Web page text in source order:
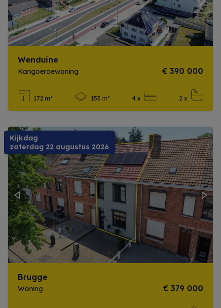
Wenduine
Kangoeroewoning € 390 000
172 m² 153 m² 4 x 2 x
Kijkdag
zaterdag 22 augustus 2026
Previous Next
Brugge
Woning € 379 000